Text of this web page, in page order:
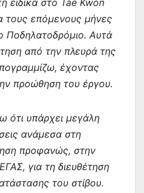
τους επόμενους μήνες
Ποδηλατοδρόμιο. Αυτά
από την πλευρά της
έχοντας
προώθηση του έργου.
ότι υπάρχει μεγάλη
ανάμεσα στη
προφανώς, στην
για τη διευθέτηση
του στίβου.